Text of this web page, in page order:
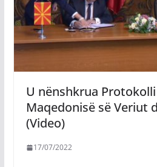
U nënshkrua
Maqedonisë së Veriut
(Video)
17/07/2022